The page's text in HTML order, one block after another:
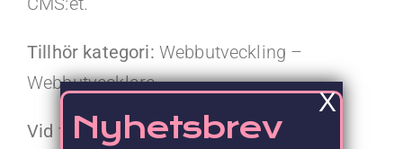
Tillhör kategori: Webbutveckling –
Webbutvecklare
Vid frågor, vänligen kontakta:
Nyhetsbrev
X